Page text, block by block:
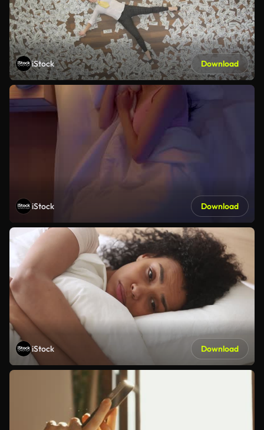
iStock Download
iStock Download
iStock Download